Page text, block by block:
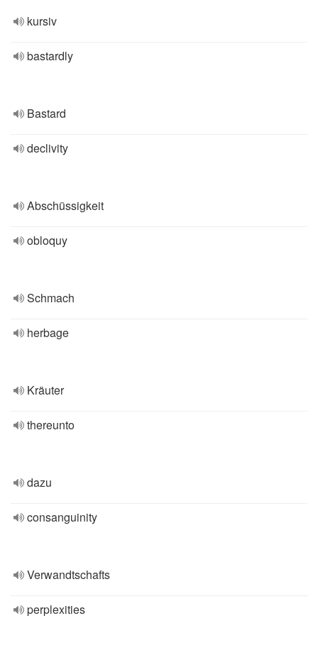
kursiv
bastardly
Bastard
declivity
Abschüssigkeit
obloquy
Schmach
herbage
Kräuter
thereunto
dazu
consanguinity
Verwandtschafts
perplexities